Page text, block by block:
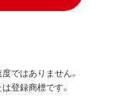
ではありません。
登録商標です。